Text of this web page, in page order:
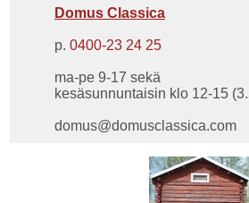
Domus Classica
p. 0400-23 24 25
ma-pe 9-17 sekä
kesäsunnuntaisin klo 12-15
domus@domusclassica.com